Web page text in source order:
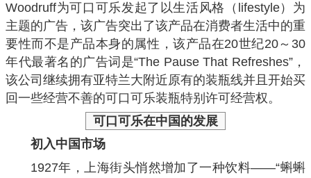
Woodruff为可口可乐发起了以生活风格（lifestyle）为
主题的广告，该广告突出了该产品在消费者生活中的重
要性而不是产品本身的属性，该产品在20世纪20～30
年代最著名的广告词是“The Pause That Refreshes”，
该公司继续拥有亚特兰大附近原有的装瓶线并且开始买
回一些经营不善的可口可乐装瓶特别许可经营权。
可口可乐在中国的发展
初入中国市场
1927年，上海街头悄然增加了一种饮料——“蝌蝌